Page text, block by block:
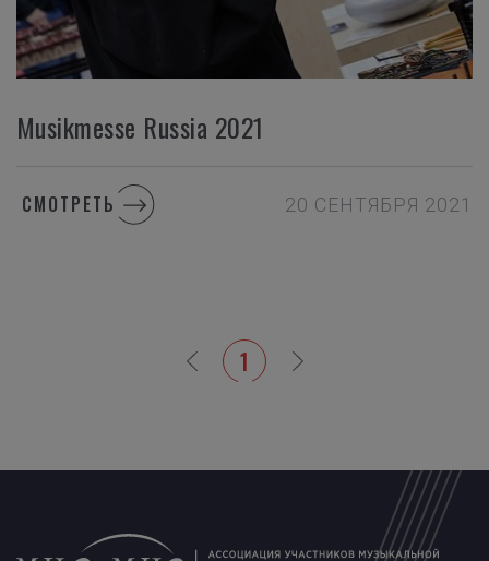
Musikmesse Russia 2021
СМОТРЕТЬ 20 СЕНТЯБРЯ 2021
1